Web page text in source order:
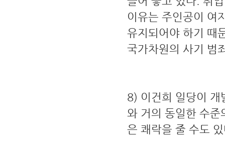
이유는 주인공이 여
유지되어야 하기 때
국가차원의 사기 범
8) 이건희 일당이 개
와 거의 동일한 수
은 쾌락을 줄 수도